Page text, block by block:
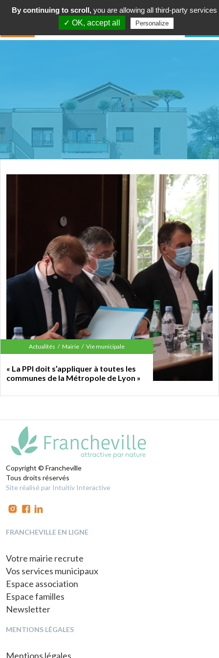
Actualités Mairie Vie municipale
« La PPI doit s’appliquer à toutes les
communes de la Métropole de Lyon »
Copyright © Francheville
Tous droits réservés
Site réalisé par Intuitiv Interactive
FRANCHEVILLE EN LIGNE
Votre mairie recrute
Vos services municipaux
Espace association
Espace familles
Newsletter
MENTIONS LÉGALES
Mentions légales
By continuing to scroll, you are allowing all third-party services
✓ OK, accept all
Personalize